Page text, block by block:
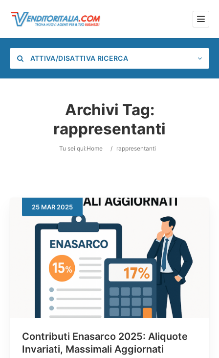
ATTIVA/DISATTIVA RICERCA
Categoria
Cerca
Archivi Tag:
rappresentanti
Tu sei qui:Home / rappresentanti
25 MAR 2025
Contributi Enasarco 2025: Aliquote
Invariati, Massimali Aggiornati